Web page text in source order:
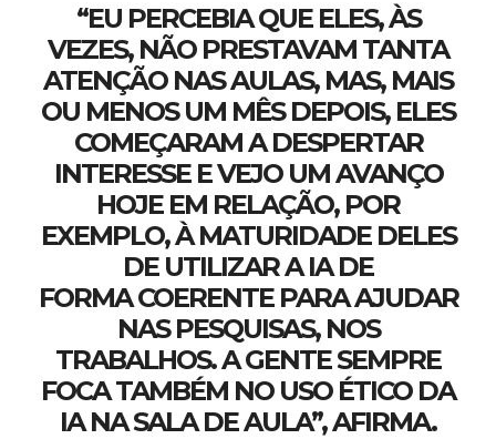
“EU PERCEBIA QUE ELES, ÀS
VEZES, NÃO PRESTAVAM TANTA
ATENÇÃO NAS AULAS, MAS, MAIS
OU MENOS UM MÊS DEPOIS, ELES
COMEÇARAM A DESPERTAR
INTERESSE E VEJO UM AVANÇO
HOJE EM RELAÇÃO, POR
EXEMPLO, À MATURIDADE DELES
DE UTILIZAR A IA DE
FORMA COERENTE PARA AJUDAR
NAS PESQUISAS, NOS
TRABALHOS. A GENTE SEMPRE
FOCA TAMBÉM NO USO ÉTICO DA
IA NA SALA DE AULA”, AFIRMA.